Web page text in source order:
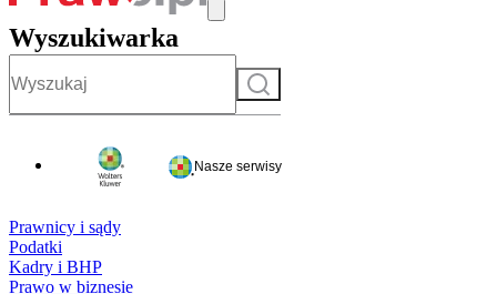
Wyszukiwarka
Szukaj
Nasze serwisy
Prawnicy i sądy
Podatki
Kadry i BHP
Prawo w biznesie